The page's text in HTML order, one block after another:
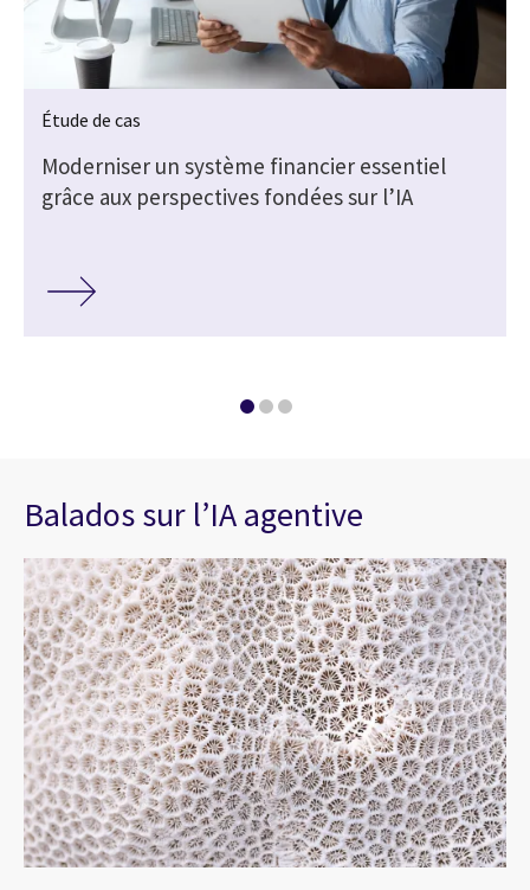
Étude de cas
Moderniser un système financier essentiel
grâce aux perspectives fondées sur l’IA
Balados sur l’IA agentive